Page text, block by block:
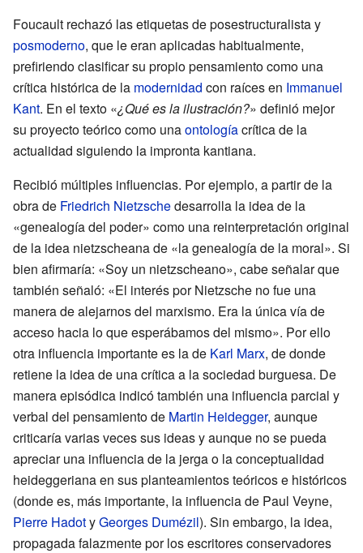
Foucault rechazó las etiquetas de posestructuralista y
posmoderno, que le eran aplicadas habitualmente,
prefiriendo clasificar su propio pensamiento como una
crítica histórica de la modernidad con raíces en Immanuel
Kant. En el texto «¿Qué es la ilustración?» definió mejor
su proyecto teórico como unaontologíacrítica de la
actualidad siguiendo la impronta kantiana.
Recibió múltiples influencias. Por ejemplo, a partir de la
obra de Friedrich Nietzschedesarrolla la idea de la
«genealogía del poder» como una reinterpretación original
de la idea nietzscheana de «la genealogía de la moral». Si
bien afirmaría: «Soy un nietzscheano», cabe señalar que
también señaló: «El interés por Nietzsche no fue una
manera de alejarnos del marxismo. Era la única vía de
acceso hacia lo que esperábamos del mismo». Por ello
otra influencia importante es la de Karl Marx, de donde
retiene la idea de una crítica a la sociedad burguesa. De
manera episódica indicó también una influencia parcial y
verbal del pensamiento de Martin Heidegger, aunque
criticaría varias veces sus ideas y aunque no se pueda
apreciar una influencia de la jerga o la conceptualidad
heideggeriana en sus planteamientos teóricos e históricos
(donde es, más importante, la influencia de Paul Veyne,
Pierre HadotyGeorges Dumézil). Sin embargo, la idea,
propagada falazmente por los escritores conservadores